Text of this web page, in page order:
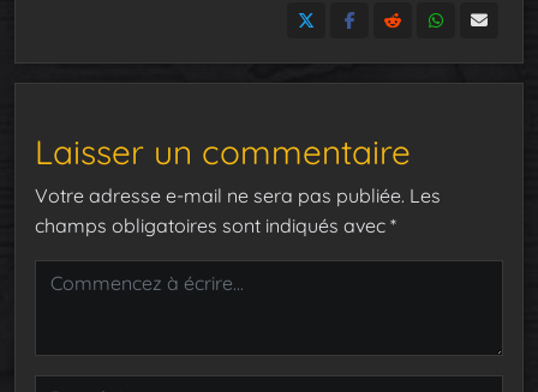
Laisser un commentaire
Votre adresse e-mail ne sera pas publiée. Les
champs obligatoires sont indiqués avec *